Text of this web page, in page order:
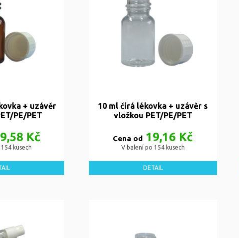
+ uzávěr
PE/PET
Kč
kusech
10 ml čirá lékovka + uzávěr s
vložkou PET/PE/PET
Cena od 19,16 Kč
V balení po 154 kusech
DETAIL